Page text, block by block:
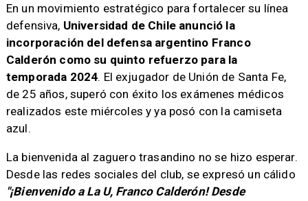
​En un movimiento estratégico para fortalecer su línea
defensiva, Universidad de Chile anunció la
incorporación del defensa argentino Franco
Calderón como su quinto refuerzo para la
temporada 2024. El exjugador de Unión de Santa Fe,
de 25 años, superó con éxito los exámenes médicos
realizados este miércoles y ya posó con la camiseta
azul.
La bienvenida al zaguero trasandino no se hizo esperar.
Desde las redes sociales del club, se expresó un cálido
"¡Bienvenido a La U, Franco Calderón! Desde